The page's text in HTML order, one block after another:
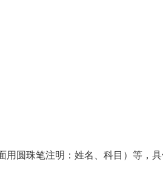
用圆珠笔注明：姓名、科目）等，